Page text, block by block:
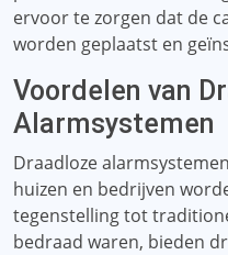
ervoor te zorgen dat de
worden geplaatst en
Voordelen van
Alarmsystemen
Draadloze
huizen en bedrijven
tegenstelling tot
bedraad waren, bieden